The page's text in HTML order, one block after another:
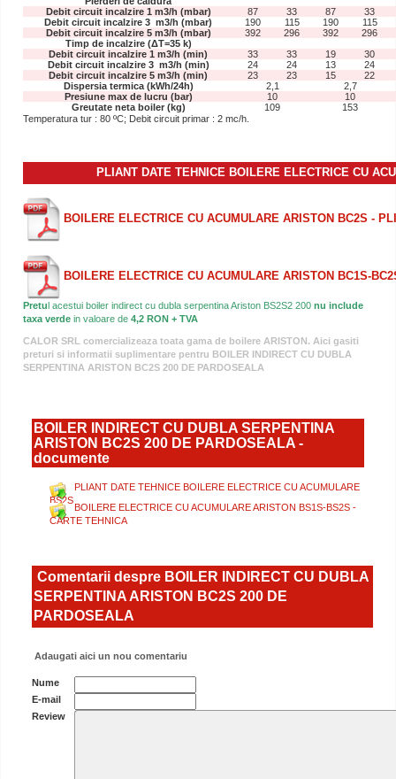
Debit circuit incalzire 1 m3/h (mbar)
87 33 87
33
Debit circuit incalzire 3 m3/h (mbar)
190 115 190
115
Debit circuit incalzire 5 m3/h (mbar)
392 296 392
296
Timp de incalzire (ΔT=35 k)
Debit circuit incalzire 1 m3/h (min)
33 33 19
30
Debit circuit incalzire 3 m3/h (min)
24 24 13
24
Debit circuit incalzire 5 m3/h (min)
23 23 15
22
Dispersia termica (kWh/24h)
2,1
2,7
Presiune max de lucru (bar)
10
10
Greutate neta boiler (kg)
109
153
Temperatura tur : 80 ºC; Debit circuit primar : 2 mc/h.
PLIANT DATE TEHNICE BOILERE ELECTRICE CU
BOILERE ELECTRICE CU ACUMULARE ARISTON BC2S -
BOILERE ELECTRICE CU ACUMULARE ARISTON BC1S-
Pretul acestui boiler indirect cu dubla serpentina Ariston BS2S2 200 nu include
taxa verde in valoare de 4,2 RON + TVA
CALOR SRL comercializeaza toata gama de boilere ARISTON. Aici gasiti
preturi si informatii suplimentare pentru BOILER INDIRECT CU DUBLA
SERPENTINA ARISTON BC2S 200 DE PARDOSEALA
BOILER INDIRECT CU DUBLA SERPENTINA
ARISTON BC2S 200 DE PARDOSEALA -
documente
PLIANT DATE TEHNICE BOILERE ELECTRICE CU ACUMULARE
BS2S
BOILERE ELECTRICE CU ACUMULARE ARISTON BS1S-BS2S -
CARTE TEHNICA
Comentarii despre BOILER INDIRECT CU DUBLA
SERPENTINA ARISTON BC2S 200 DE
PARDOSEALA
Adaugati aici un nou comentariu
Nume
E-mail
Review